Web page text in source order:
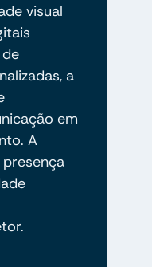
visual
a
em
A